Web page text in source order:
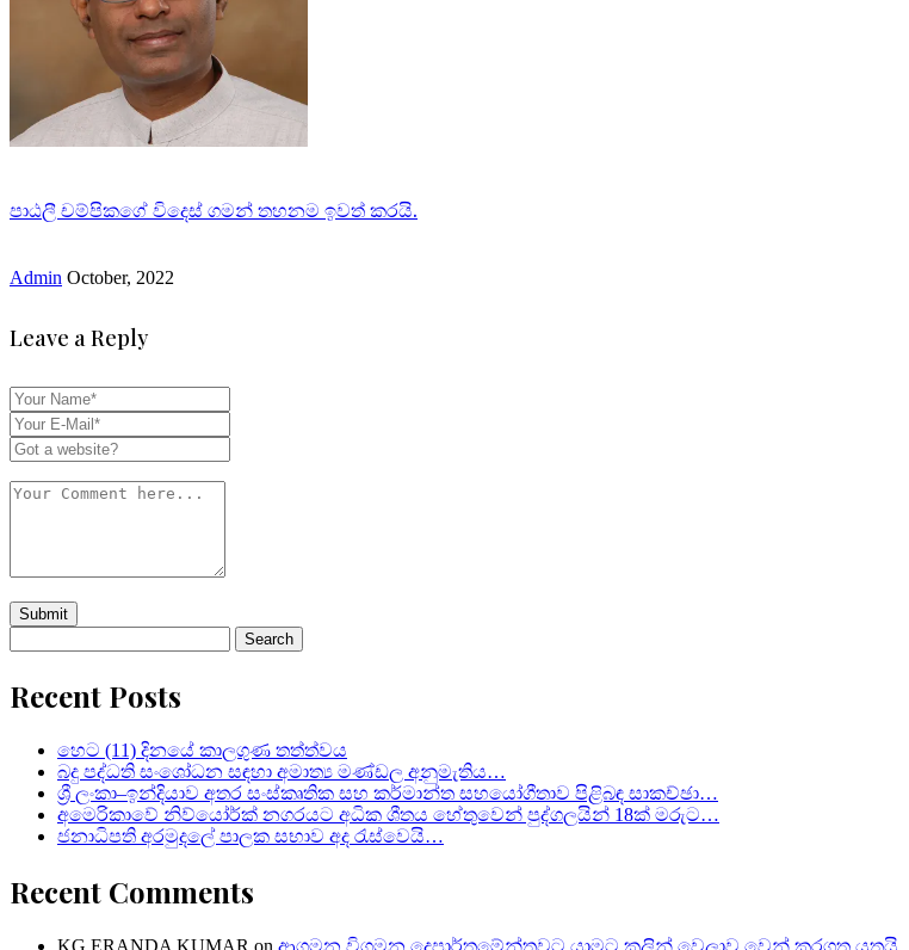
පාඨලී චම්පිකගේ විදෙස් ගමන් තහනම ඉවත් කරයි.
Admin October, 2022
Leave a Reply
for:
Recent Posts
හෙට (11) දිනයේ කාලගුණ තත්ත්වය
බදු පද්ධති සංශෝධන සඳහා අමාත්‍ය මණ්ඩල අනුමැතිය…
ශ්‍රී ලංකා–ඉන්දියාව අතර සංස්කෘතික සහ කර්මාන්ත සහයෝගීතාව පිළිබඳ සාකච්ඡා…
අමෙරිකාවේ නිව්යෝර්ක් නගරයට අධික ශීතය හේතුවෙන් පුද්ගලයින් 18ක් මරුට…
ජනාධිපති අරමුදලේ පාලක සභාව අද රැස්වෙයි…
Recent Comments
KG,ERANDA KUMAR on ආගමන විගමන දෙපාර්තමේන්තුවට යාමට කලින් වෙලාව වෙන් කරගත යුතුයි…